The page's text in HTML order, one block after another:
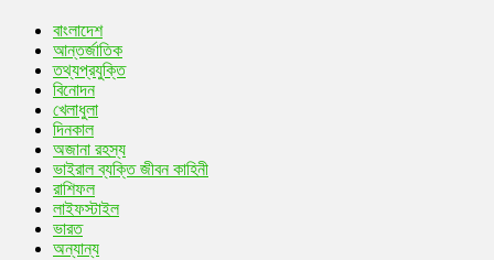
বাংলাদেশ
আন্তর্জাতিক
তথ্যপ্রযুক্তি
বিনোদন
খেলাধুলা
দিনকাল
অজানা রহস্য
ভাইরাল ব্যক্তি জীবন কাহিনী
রাশিফল
লাইফস্টাইল
ভারত
অন্যান্য